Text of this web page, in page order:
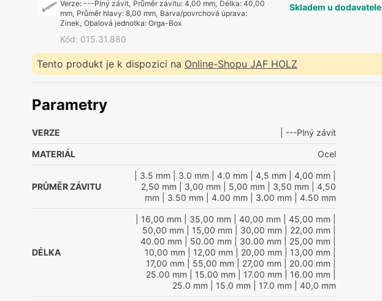
Verze:---Plný závit, Průměr závitu:4,00 mm, Délka:40,00
mm, Průměr hlavy:8,00 mm, Barva/povrchová úprava:
Zinek, Obalová jednotka:Orga-Box
Kód: 015.31.880
Skladem u dodavatele
Tento produkt je k dispozici na Online-Shopu JAF HOLZ
Parametry
VERZE | ---Plný závit
MATERIÁL Ocel
PRŮMĚR ZÁVITU
| 3.5 mm | 3.0 mm | 4.0 mm | 4,5 mm | 4,00 mm
2,50 mm | 3,00 mm | 5,00 mm | 3,50 mm | 4,50
mm | 3.50 mm | 4.00 mm | 3.00 mm | 4.50 mm
DÉLKA
| 16,00 mm | 35,00 mm | 40,00 mm | 45,00 mm
50,00 mm | 15,00 mm | 30,00 mm | 22,00 mm
40.00 mm | 50.00 mm | 30.00 mm | 25,00 mm
10,00 mm | 12,00 mm | 20,00 mm | 13,00 mm
17,00 mm | 55,00 mm | 27,00 mm | 20.00 mm
25.00 mm | 15.00 mm | 17.00 mm | 16.00 mm
25.0 mm | 15.0 mm | 17.0 mm | 40,0 mm